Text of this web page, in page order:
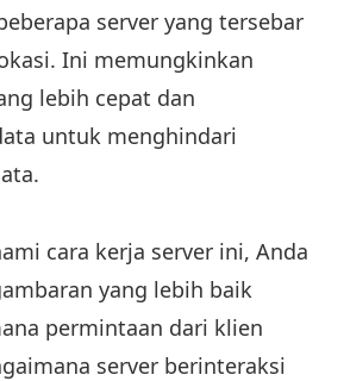
server yang tersebar
Ini memungkinkan
lebih cepat dan
untuk menghindari
cara kerja server ini, Anda
yang lebih baik
permintaan dari klien
server berinteraksi